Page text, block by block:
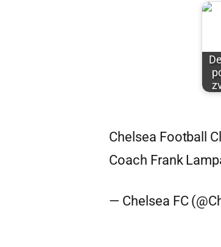
Chelsea Football
Coach Frank
— Chelsea FC